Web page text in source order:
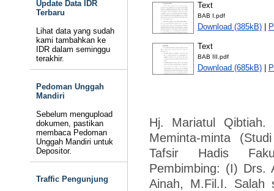
Update Data IDR
Terbaru
Lihat data yang sudah
kami tambahkan ke
IDR dalam seminggu
terakhir.
Pedoman Unggah
Mandiri
Sebelum mengupload
dokumen, pastikan
membaca Pedoman
Unggah Mandiri untuk
Depositor.
Traffic Pengunjung
Text
BAB I.pdf
Download (385kB)|
Text
BAB III.pdf
Download (685kB)|
Hj. Mariatul Qibtiah.
Meminta-minta
Tafsir Hadis
Pembimbing: (I) Drs.
Ainah, M.Fil.I. Salah